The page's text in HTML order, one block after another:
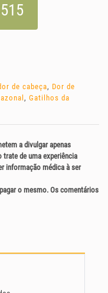
de cabeça, Dor de
, Gatilhos da
a divulgar apenas
de uma experiência
informação médica à ser
o mesmo. Os comentários